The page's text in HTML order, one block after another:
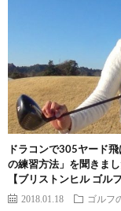
ドラコンで305ヤード
の練習方法」を聞きま
【ブリストンヒル ゴル
2018.01.18 ゴルフ